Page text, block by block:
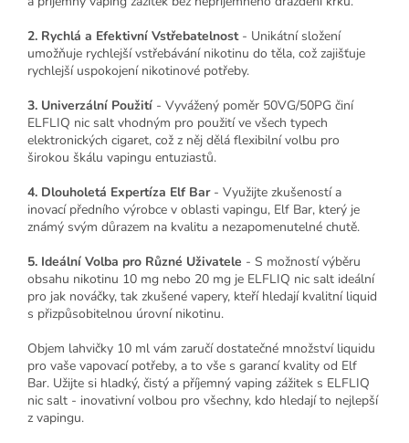
2. Rychlá a Efektivní Vstřebatelnost- Unikátní složení
umožňuje rychlejší vstřebávání nikotinu do těla, což zajišťuje
rychlejší uspokojení nikotinové potřeby.
3. Univerzální Použití - Vyvážený poměr 50VG/50PG činí
ELFLIQ nic salt vhodným pro použití ve všech typech
elektronických cigaret, což z něj dělá flexibilní volbu pro
širokou škálu vapingu entuziastů.
4. Dlouholetá Expertíza Elf Bar- Využijte zkušeností a
inovací předního výrobce v oblasti vapingu, Elf Bar, který je
známý svým důrazem na kvalitu a nezapomenutelné chutě.
5. Ideální Volba pro Různé Uživatele - S možností výběru
obsahu nikotinu 10 mg nebo 20 mg je ELFLIQ nic salt ideální
pro jak nováčky, tak zkušené vapery, kteří hledají kvalitní liquid
s přizpůsobitelnou úrovní nikotinu.
Objem lahvičky 10 ml vám zaručí dostatečné množství liquidu
pro vaše vapovací potřeby, a to vše s garancí kvality od Elf
Bar. Užijte si hladký, čistý a příjemný vaping zážitek s ELFLIQ
nic salt - inovativní volbou pro všechny, kdo hledají to nejlepší
z vapingu.